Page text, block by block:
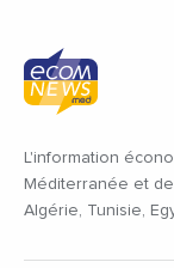
L'information
Méditerranée et
Algérie, Tunisie,